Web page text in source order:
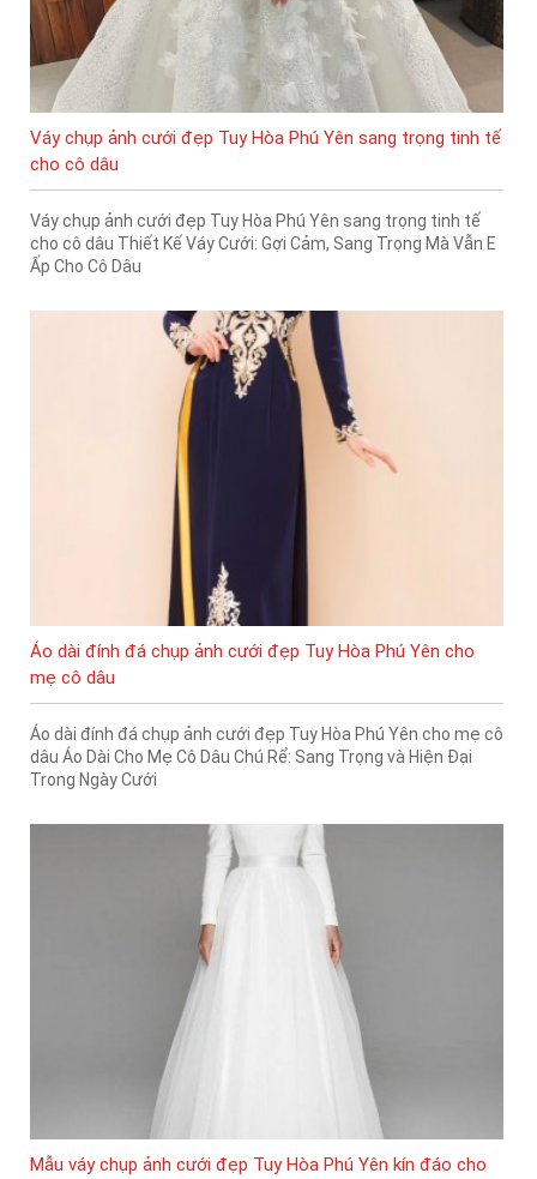
Váy chụp ảnh cưới đẹp Tuy Hòa Phú Yên sang trọng tinh tế
cho cô dâu
Váy chụp ảnh cưới đẹp Tuy Hòa Phú Yên sang trọng tinh tế
cho cô dâu Thiết Kế Váy Cưới: Gợi Cảm, Sang Trọng Mà Vẫn E
Ấp Cho Cô Dâu
Áo dài đính đá chụp ảnh cưới đẹp Tuy Hòa Phú Yên cho
mẹ cô dâu
Áo dài đính đá chụp ảnh cưới đẹp Tuy Hòa Phú Yên cho mẹ cô
dâu Áo Dài Cho Mẹ Cô Dâu Chú Rể: Sang Trọng và Hiện Đại
Trong Ngày Cưới
Mẫu váy chụp ảnh cưới đẹp Tuy Hòa Phú Yên kín đáo cho